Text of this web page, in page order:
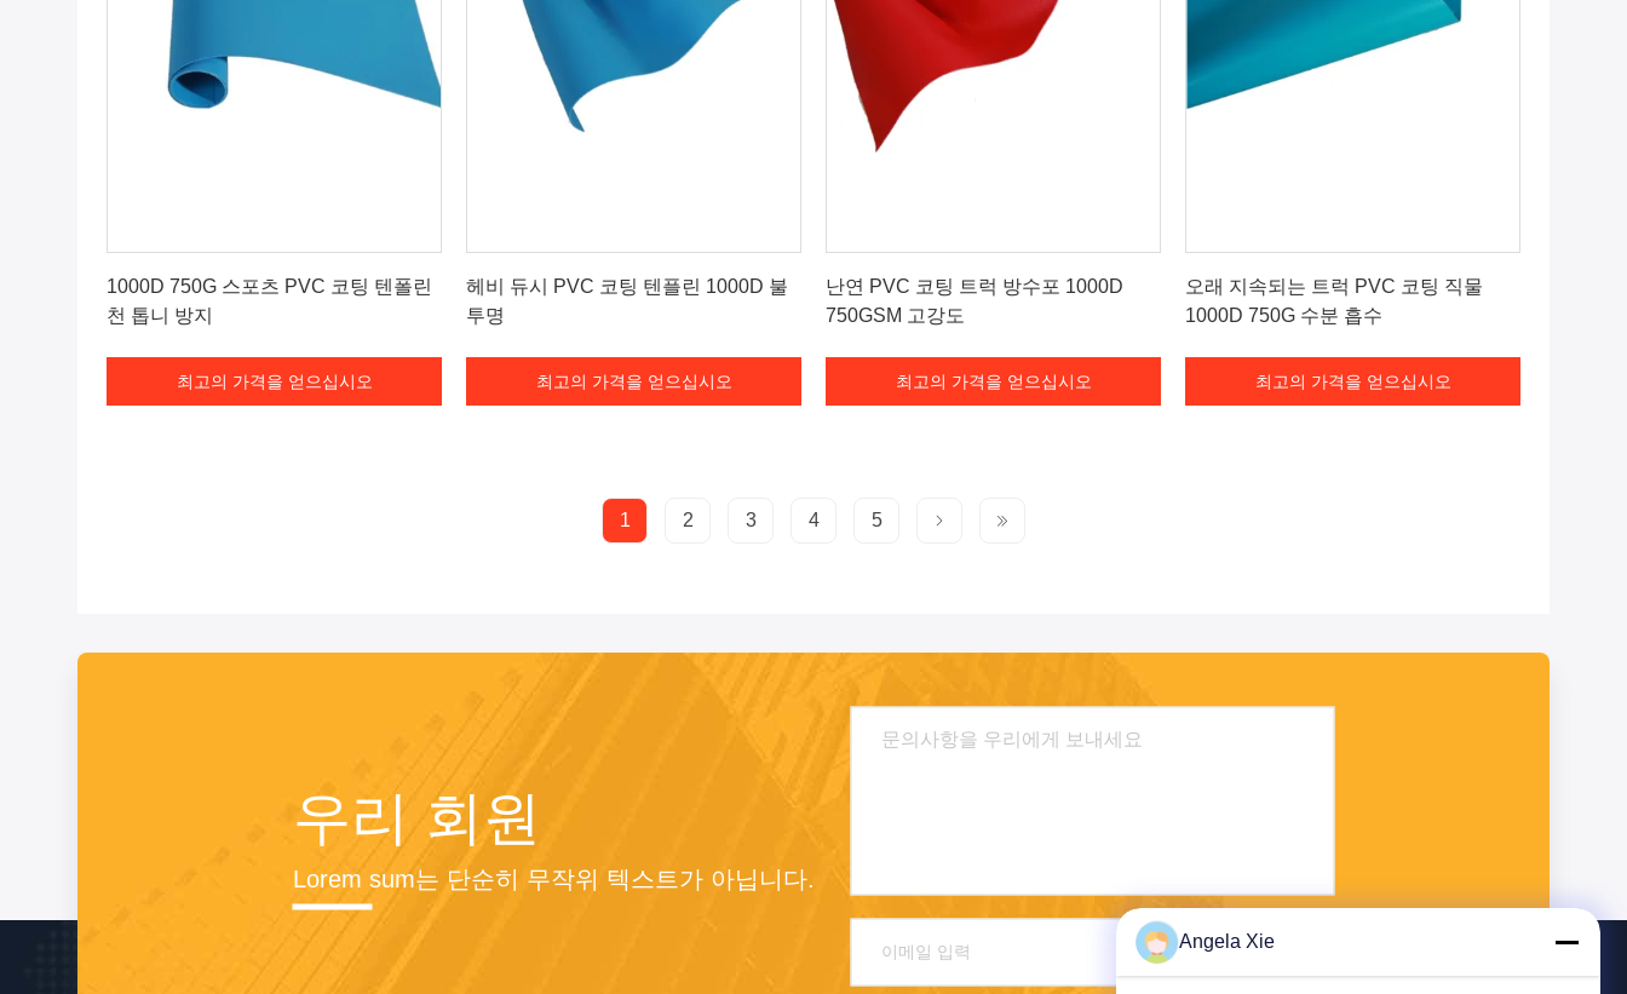
1000D 750G 스포츠 PVC 코팅 텐폴린
천 톱니 방지
최고의 가격을 얻으십시오
헤비 듀시 PVC 코팅 텐플린 1000D 불
투명
최고의 가격을 얻으십시오
난연 PVC 코팅 트럭 방수포 1000D
750GSM 고강도
최고의 가격을 얻으십시오
오래 지속되는 트럭 PVC 코팅 직물
1000D 750G 수분 흡수
최고의 가격을 얻으십시오
1 2 3 4 5
우리 회원
Lorem sum는 단순히 무작위 텍스트가 아닙니다.
보내
Angela Xie